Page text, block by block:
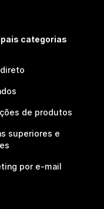
categorias
de produtos
superiores e
por e-mail